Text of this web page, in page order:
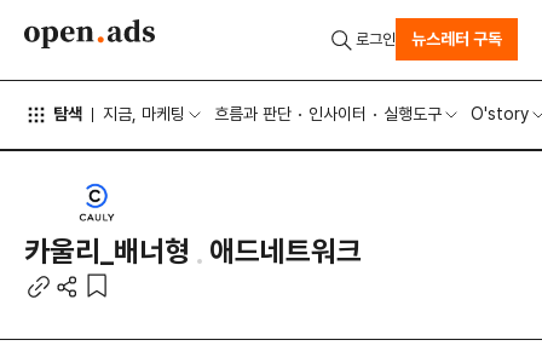
탐색 지금, 마케팅 흐름과 판단 인사이터 실행도구 O'story
로그인 뉴스레터 구독
카울리_배너형 애드네트워크